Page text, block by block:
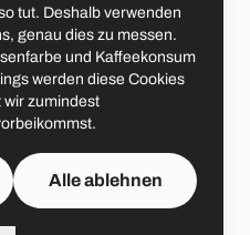
Sattelgasse 4
CH-4051 Basel
St. Gallen
Vadianstrasse 25A
CH-9000 St. Gallen
tut. Deshalb verwenden
genau dies zu messen.
und Kaffeekonsum
werden diese Cookies
wir zumindest
Alle ablehnen